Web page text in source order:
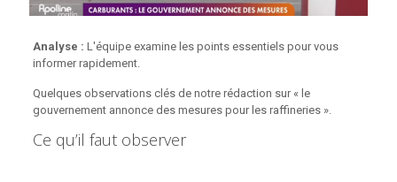
Analyse : L'équipe examine les points essentiels pour vous
informer rapidement.
Quelques observations clés de notre rédaction sur « le
gouvernement annonce des mesures pour les raffineries ».
Ce qu’il faut observer